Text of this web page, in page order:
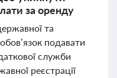
за оренду
та
подавати
служби
реєстрації